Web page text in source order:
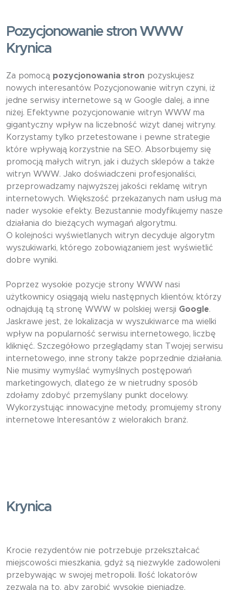
Pozycjonowanie stron WWW
Krynica
Za pomocą pozycjonowania stron pozyskujesz
nowych interesantów. Pozycjonowanie witryn czyni, iż
jedne serwisy internetowe są w Google dalej, a inne
niżej. Efektywne pozycjonowanie witryn WWW ma
gigantyczny wpływ na liczebność wizyt danej witryny.
Korzystamy tylko przetestowane i pewne strategie
które wpływają korzystnie na SEO. Absorbujemy się
promocją małych witryn, jak i dużych sklepów a także
witryn WWW. Jako doświadczeni profesjonaliści,
przeprowadzamy najwyższej jakości reklamę witryn
internetowych. Większość przekazanych nam usług ma
nader wysokie efekty. Bezustannie modyfikujemy nasze
działania do bieżących wymagań algorytmu.
O kolejności wyświetlanych witryn decyduje algorytm
wyszukiwarki, którego zobowiązaniem jest wyświetlić
dobre wyniki.
Poprzez wysokie pozycje strony WWW nasi
użytkownicy osiągają wielu następnych klientów, którzy
odnajdują tą stronę WWW w polskiej wersji Google.
Jaskrawe jest, że lokalizacja w wyszukiwarce ma wielki
wpływ na popularność serwisu internetowego, liczbę
kliknięć. Szczegółowo przeglądamy stan Twojej serwisu
internetowego, inne strony także poprzednie działania.
Nie musimy wymyślać wymyślnych postępowań
marketingowych, dlatego że w nietrudny sposób
zdołamy zdobyć przemyślany punkt docelowy.
Wykorzystując innowacyjne metody, promujemy strony
internetowe Interesantów z wielorakich branż.
Krynica
Krocie rezydentów nie potrzebuje przekształcać
miejscowości mieszkania, gdyż są niezwykle zadowoleni
przebywając w swojej metropolii. Ilość lokatorów
zezwala na to, aby zarobić wysokie pieniądze.